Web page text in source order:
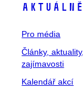
Aktuálně
Pro média
Články, aktuality,
zajímavosti
Kalendář akcí